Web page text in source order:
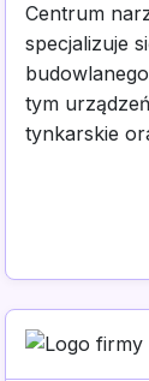
Centrum
specjalizuje
tym
tynkarskie